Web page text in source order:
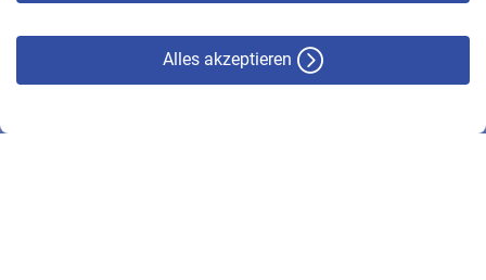
Alles akzeptieren
© VBL 2026